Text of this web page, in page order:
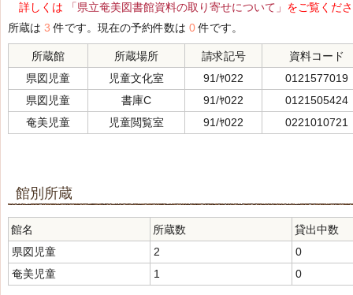
詳しくは
「県立奄美図書館資料の取り寄せについて」 をご覧くだ
所蔵は 3 件です。現在の予約件数は 0件です。
所蔵館 所蔵場所 請求記号
資料コード
県図児童
児童文化室 91/ﾔ022
0121577019
県図児童
書庫C 91/ﾔ022
0121505424
奄美児童
児童閲覧室 91/ﾔ022 0221010721
館別所蔵
館名 所蔵数
貸出中数
県図児童
2
0
奄美児童
1 0